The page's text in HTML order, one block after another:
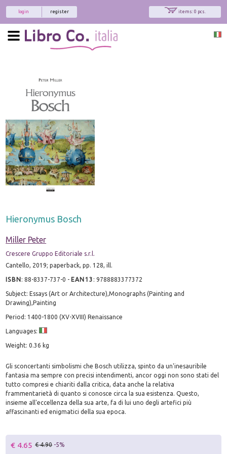
items: 0 pcs.
register
login
Hieronymus Bosch
Miller Peter
Crescere Gruppo Editoriale s.r.l.
Cantello, 2019; paperback, pp. 128, ill.
ISBN:88-8337-737-0 - EAN13 :9788883377372
Subject: Essays (Art or Architecture),Monographs (Painting and
Drawing),Painting
Period: 1400-1800 (XV-XVIII) Renaissance
Languages:
Weight: 0.36 kg
Gli sconcertanti simbolismi che Bosch utilizza, spinto da un'inesauribile
fantasia ma sempre con precisi intendimenti, ancor oggi non sono stati del
tutto compresi e chiariti dalla critica, data anche la relativa
frammentarietà di quanto si conosce circa la sua esistenza. Questo,
insieme all'eccellenza della sua arte, fa di lui uno degli artefici più
affascinanti ed enigmatici della sua epoca.
€ 4.65 € 4.90 -5%